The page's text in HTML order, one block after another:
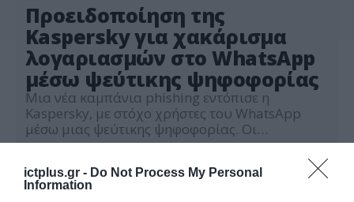
ictplus.gr - Do Not Process My Personal
Information
Προειδοποίηση της
Kaspersky για χακάρισμα
λογαριασμών στο WhatsApp
μέσω ψεύτικης ψηφοφορίας
Μια νέα καμπάνια phishing εντόπισε η
Kaspersky, με στόχο χρήστες του WhatsApp
μέσω μιας ψεύτικης ψηφοφορίας. Οι
επιτιθέμενοι προσελκύουν τα θύματα μέσω
μιας σελίδας ψηφοφορίας που υποτίθεται ότι
παρουσιάζει νέους αθλητές, χρησιμοποιώντας
όμως και άλλα θέματα. Η μέθοδος